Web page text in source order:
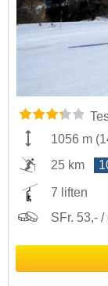
1056 m (
25 km
7 liften
SFr. 53,-